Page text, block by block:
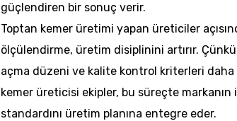
güçlendiren bir sonuç verir.
Toptan kemer üretimi yapan üreticiler
ölçülendirme, üretim disiplinini artırır.
açma düzeni ve kalite kontrol kriterleri daha
kemer üreticisi ekipler, bu süreçte
standardını üretim planına entegre eder.